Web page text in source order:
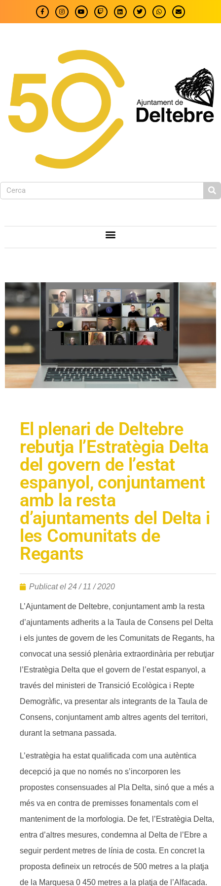
El plenari de Deltebre
rebutja l’Estratègia Delta
del govern de l’estat
espanyol, conjuntament
amb la resta
d’ajuntaments del Delta i
les Comunitats de
Regants
Publicat el 24 / 11 / 2020
L’Ajuntament de Deltebre, conjuntament amb la resta
d’ajuntaments adherits a la Taula de Consens pel Delta
i els juntes de govern de les Comunitats de Regants, ha
convocat una sessió plenària extraordinària per rebutjar
l’Estratègia Delta que el govern de l’estat espanyol, a
través del ministeri de Transició Ecològica i Repte
Demogràfic, va presentar als integrants de la Taula de
Consens, conjuntament amb altres agents del territori,
durant la setmana passada.
L’estratègia ha estat qualificada com una autèntica
decepció ja que no només no s’incorporen les
propostes consensuades al Pla Delta, sinó que a més a
més va en contra de premisses fonamentals com el
manteniment de la morfologia. De fet, l’Estratègia Delta,
entra d’altres mesures, condemna al Delta de l’Ebre a
seguir perdent metres de línia de costa. En concret la
proposta defineix un retrocés de 500 metres a la platja
de la Marquesa 0 450 metres a la platja de l’Alfacada.